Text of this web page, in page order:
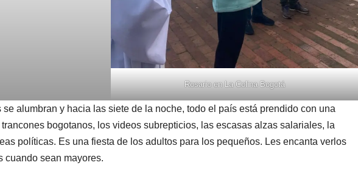
Rosario en La Colina Bogotá
alumbran y hacia las siete de la noche, todo el país está prendido con una
bogotanos, los videos subrepticios, las escasas alzas salariales, la
políticas. Es una fiesta de los adultos para los pequeños. Les encanta verlos
cuando sean mayores.